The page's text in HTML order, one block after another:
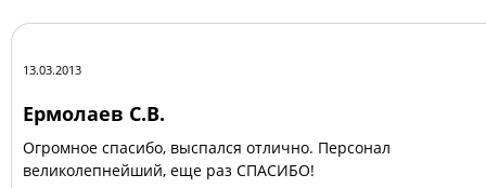
13.03.2013
Ермолаев С.В.
Огромное спасибо, выспался отлично. Персонал
великолепнейший, еще раз СПАСИБО!